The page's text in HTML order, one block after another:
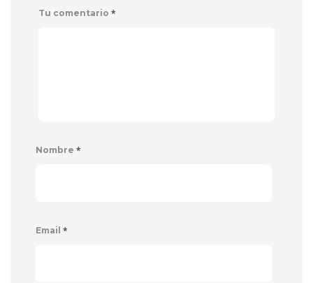
Tu comentario *
Nombre *
Email *